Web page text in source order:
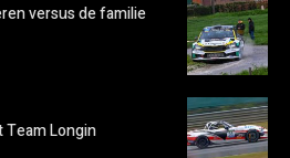
versus de familie
Longin